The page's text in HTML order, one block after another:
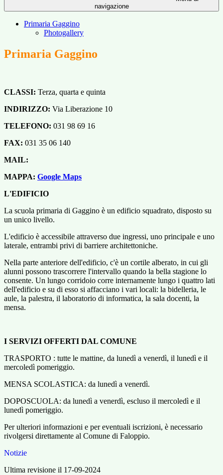
navigazione
Primaria Gaggino
Photogallery
Primaria Gaggino
CLASSI: Terza, quarta e quinta
INDIRIZZO: Via Liberazione 10
TELEFONO: 031 98 69 16
FAX: 031 35 06 140
MAIL:
MAPPA: Google Maps
L'EDIFICIO
La scuola primaria di Gaggino è un edificio squadrato, disposto su
un unico livello.
L'edificio è accessibile attraverso due ingressi, uno principale e uno
laterale, entrambi privi di barriere architettoniche.
Nella parte anteriore dell'edificio, c'è un cortile alberato, in cui gli
alunni possono trascorrere l'intervallo quando la bella stagione lo
consente. Un lungo corridoio corre internamente lungo i quattro lati
dell'edificio e su di esso si affacciano i vari locali: la bidelleria, le
aule, la palestra, il laboratorio di informatica, la sala docenti, la
mensa.
I SERVIZI OFFERTI DAL COMUNE
TRASPORTO : tutte le mattine, da lunedì a venerdì, il lunedì e il
mercoledì pomeriggio.
MENSA SCOLASTICA: da lunedì a venerdì.
DOPOSCUOLA: da lunedì a venerdì, escluso il mercoledì e il
lunedì pomeriggio.
Per ulteriori informazioni e per eventuali iscrizioni, è necessario
rivolgersi direttamente al Comune di Faloppio.
Notizie
Ultima revisione il 17-09-2024